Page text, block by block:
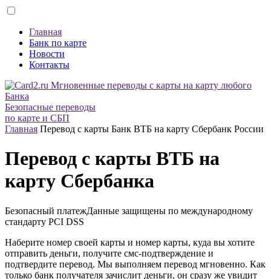
Главная
Банк по карте
Новости
Контакты
Безопасные переводы
по карте и СБП
Главная Перевод с карты Банк ВТБ на карту Сбербанк России
Перевод с карты ВТБ на
карту Сбербанка
Безопасный платежДанные защищены по международному
стандарту PCI DSS
Наберите номер своей карты и номер карты, куда вы хотите
отправить деньги, получите смс-подтверждение и
подтвердите перевод. Мы выполняем перевод мгновенно. Как
только банк получателя зачислит деньги, он сразу же увидит